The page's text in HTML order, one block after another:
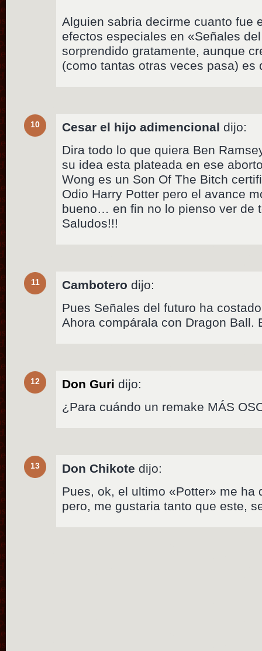
Alguien sabria decirme cuanto fue
efectos especiales en «Señales
sorprendido gratamente, aunque
(como tantas otras veces pasa) es
10 Cesar el hijo adimencional dijo:
Dira todo lo que quiera Ben
su idea esta plateada en ese
Wong es un Son Of The Bitch
Odio Harry Potter pero el avance
bueno… en fin no lo pienso ver de
Saludos!!!
11 Cambotero dijo:
Pues Señales del futuro ha
Ahora compárala con Dragon
12 Don Guri dijo:
¿Para cuándo un remake MÁS
13 Don Chikote dijo:
Pues, ok, el ultimo «Potter» me
pero, me gustaria tanto que este,